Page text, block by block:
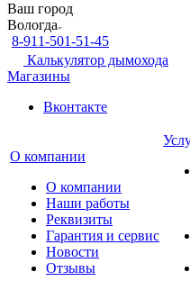
Ваш город
Вологда
8-911-501-51-45
Калькулятор дымохода
Магазины
Вконтакте
О компании
О компании
Наши работы
Реквизиты
Гарантия и сервис
Новости
Отзывы